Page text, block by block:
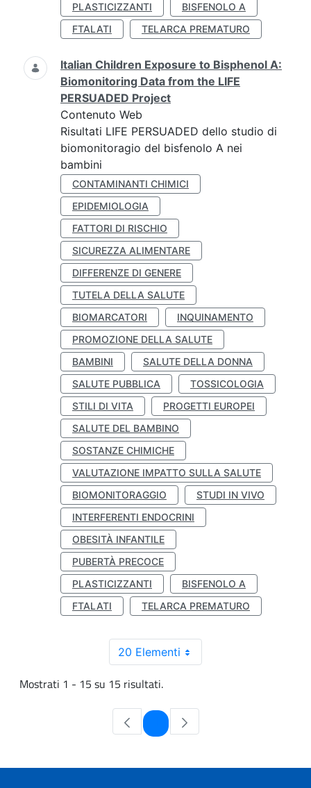
PLASTICIZZANTI
BISFENOLO A
FTALATI
TELARCA PREMATURO
Italian Children Exposure to Bisphenol A:
Biomonitoring Data from the LIFE
PERSUADED Project
Contenuto Web
Risultati LIFE PERSUADED dello studio di
biomonitoragio del bisfenolo A nei
bambini
CONTAMINANTI CHIMICI
EPIDEMIOLOGIA
FATTORI DI RISCHIO
SICUREZZA ALIMENTARE
DIFFERENZE DI GENERE
TUTELA DELLA SALUTE
BIOMARCATORI
INQUINAMENTO
PROMOZIONE DELLA SALUTE
BAMBINI
SALUTE DELLA DONNA
SALUTE PUBBLICA
TOSSICOLOGIA
STILI DI VITA
PROGETTI EUROPEI
SALUTE DEL BAMBINO
SOSTANZE CHIMICHE
VALUTAZIONE IMPATTO SULLA SALUTE
BIOMONITORAGGIO
STUDI IN VIVO
INTERFERENTI ENDOCRINI
OBESITÀ INFANTILE
PUBERTÀ PRECOCE
PLASTICIZZANTI
BISFENOLO A
FTALATI
TELARCA PREMATURO
20 Elementi
Mostrati 1 - 15 su 15 risultati.
Pagina